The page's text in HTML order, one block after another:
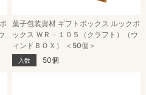
菓子包装資材 ギフトボックス ルックボ
ックス ＷＲ－１０５（クラフト）（ウ
ィンドＢＯＸ） ＜50個＞
入数 50個